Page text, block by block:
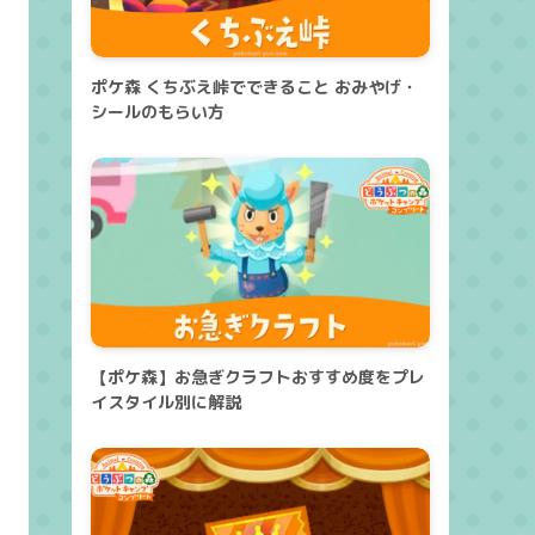
ポケ森 くちぶえ峠でできること おみやげ・
シールのもらい方
【ポケ森】お急ぎクラフトおすすめ度をプレ
イスタイル別に解説